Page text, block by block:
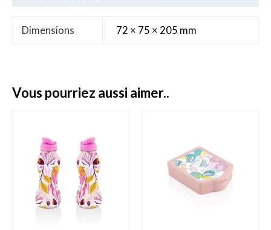
Dimensions 72 × 75 × 205 mm
vous pourriez aussi aimer..